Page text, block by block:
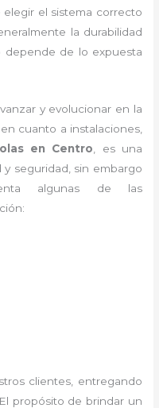
el sistema correcto
la durabilidad
depende de lo expuesta
y evolucionar en la
cuanto a instalaciones,
en Centro , es una
seguridad, sin embargo
algunas de las
clientes, entregando
propósito de brindar un